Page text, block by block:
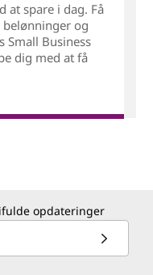
at spare i dag. Få
belønninger og
Small Business
dig med at få
opdateringer